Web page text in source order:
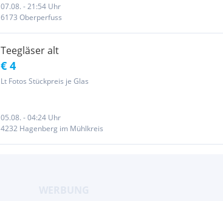
07.08. - 21:54 Uhr
6173 Oberperfuss
Teegläser alt
€ 4
Lt Fotos Stückpreis je Glas
05.08. - 04:24 Uhr
4232 Hagenberg im Mühlkreis